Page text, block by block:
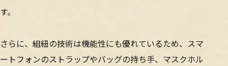
す。
さらに、組紐の技術は機能性にも優れているため、スマ
ートフォンのストラップやバッグの持ち手、マスクホル